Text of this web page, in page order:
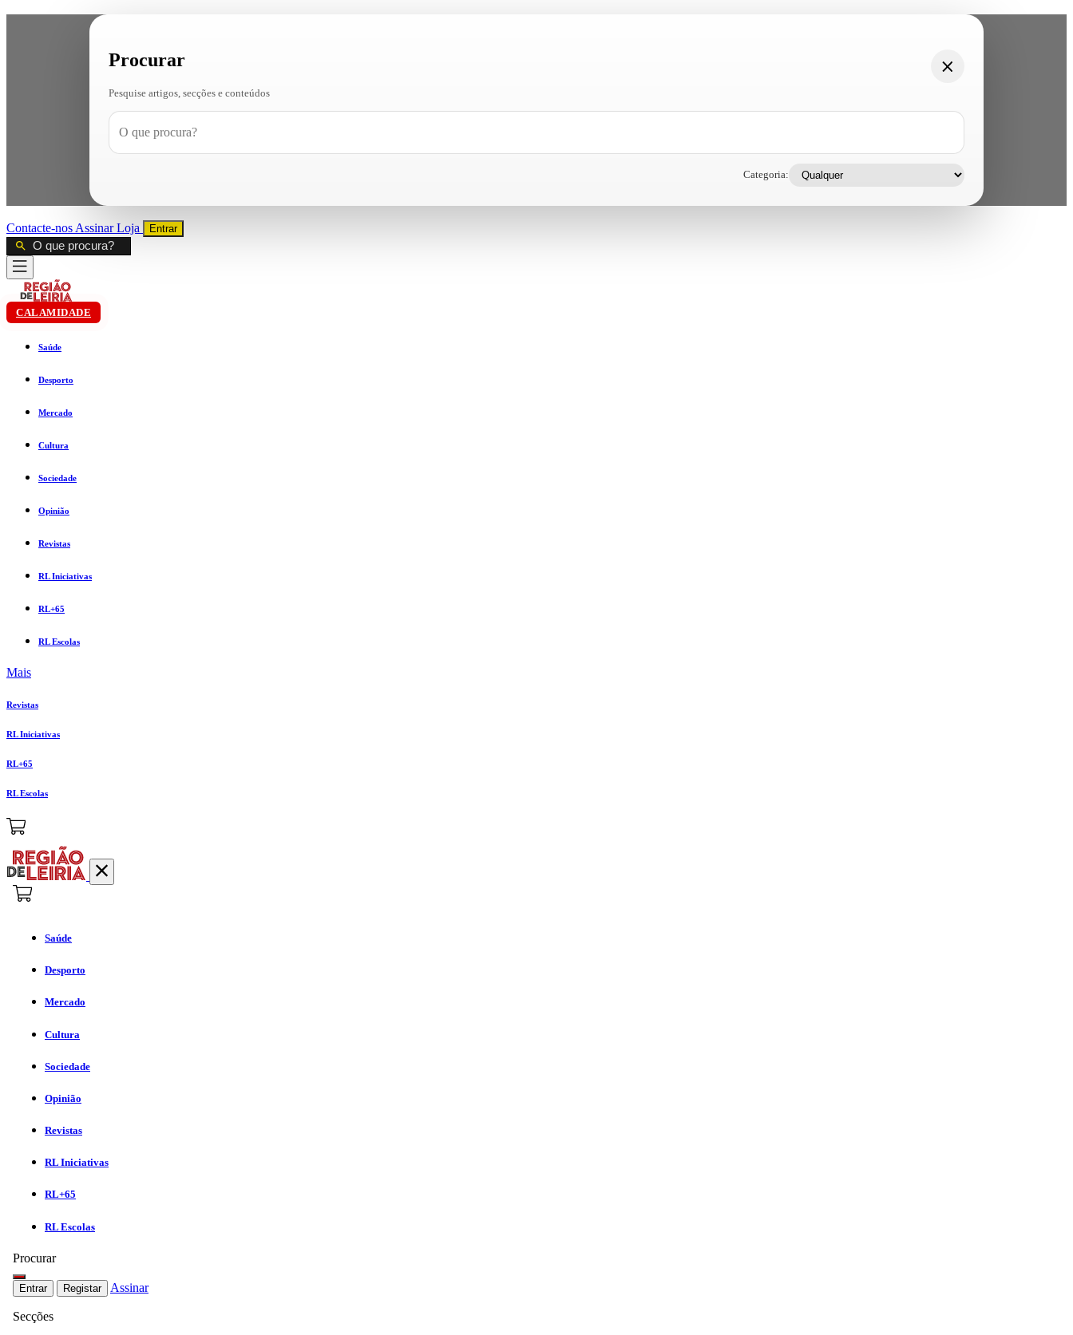
Procurar
Pesquise artigos, secções e conteúdos
Categoria:
Contacte-nos AssinarLoja Entrar
CALAMIDADE
Saúde
Desporto
Mercado
Cultura
Sociedade
Opinião
Revistas
RL Iniciativas
RL+65
RL Escolas
Mais
Revistas
RL Iniciativas
RL+65
RL Escolas
Saúde
Desporto
Mercado
Cultura
Sociedade
Opinião
Revistas
RL Iniciativas
RL+65
RL Escolas
Procurar
Entrar Registar Assinar
Secções